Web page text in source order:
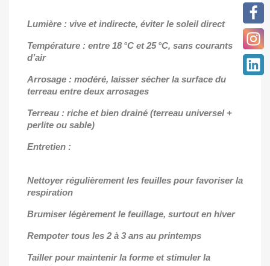
Lumière : vive et indirecte, éviter le soleil direct
Température : entre 18 °C et 25 °C, sans courants
d’air
Arrosage : modéré, laisser sécher la surface du
terreau entre deux arrosages
Terreau : riche et bien drainé (terreau universel +
perlite ou sable)
Entretien :
Nettoyer régulièrement les feuilles pour favoriser la
respiration
Brumiser légèrement le feuillage, surtout en hiver
Rempoter tous les 2 à 3 ans au printemps
Tailler pour maintenir la forme et stimuler la